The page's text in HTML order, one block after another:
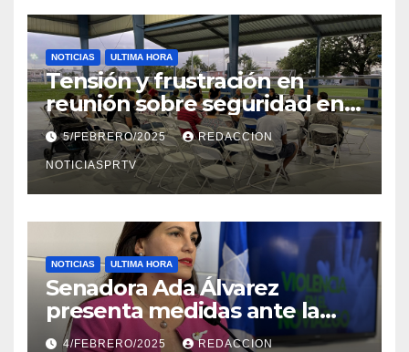
NOTICIAS ULTIMA HORA
Tensión y frustración en
reunión sobre seguridad en
Reparto Metropolitano
5/FEBRERO/2025 REDACCION
NOTICIASPRTV
NOTICIAS ULTIMA HORA
Senadora Ada Álvarez
presenta medidas ante la
violencia en el noviazgo
4/FEBRERO/2025 REDACCION